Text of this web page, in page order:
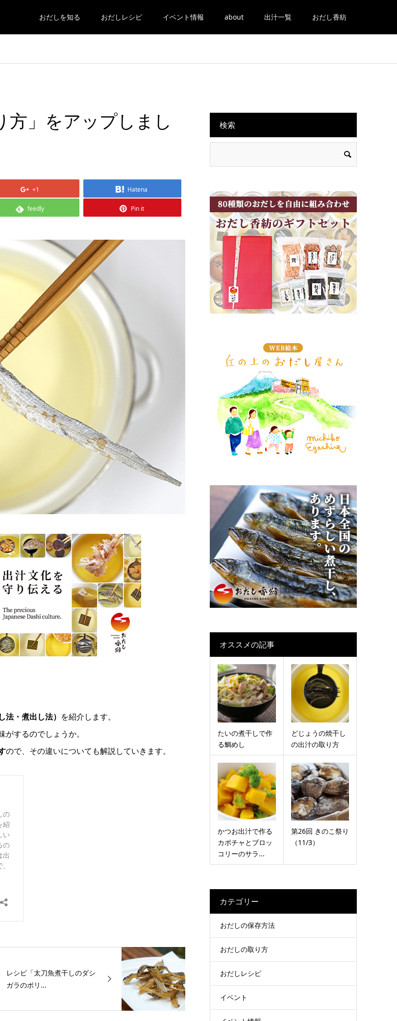
おだしを知る おだしレシピ イベント情報 about 出汁一覧 おだし香紡
方」をアップしまし
+1 Hatena
feedly Pin it
・煮出し法） を紹介します。
するのでしょうか。
ので、その違いについても解説していきます。
レシピ「太刀魚煮干しのダシ
ガラのポリ...
検索
オススメの記事
たいの煮干しで作
る鯛めし
どじょうの焼干し
の出汁の取り方
かつお出汁で作る
カボチャとブロッ
コリーのサラ...
第26回 きのこ祭り
（11/3）
カテゴリー
おだしの保存方法
おだしの取り方
おだしレシピ
イベント